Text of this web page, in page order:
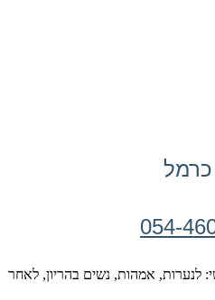
כרמל
054-
לנערות, אמהות, נשים בהריון, לאחר